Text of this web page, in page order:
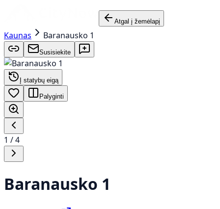
Atgal į žemėlapį
Kaunas Baranausko 1
Susisiekite
Į statybų eigą
Palyginti
1 /4
Baranausko 1